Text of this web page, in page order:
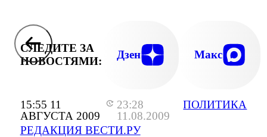
15:55 11
АВГУСТА 2009
23:28
11.08.2009
РЕДАКЦИЯ ВЕСТИ.РУ
ПОЛИТИКА
СЛЕДИТЕ ЗА
НОВОСТЯМИ:
Дзен Макс